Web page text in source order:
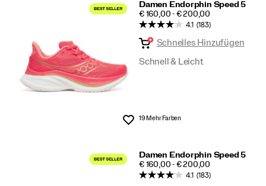
Damen Endorphin Speed 5
PRICE
€ 160,00 - € 200,00
Wunschliste
4.1 (183)
Schnelles Hinzufügen
Schnell & Leicht
19 Mehr Farben
Damen Endorphin Speed 5
PRICE
€ 160,00 - € 200,00
4.1 (183)